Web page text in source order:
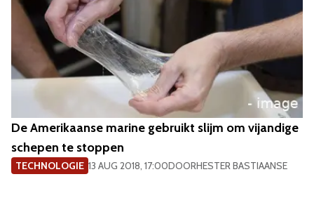
Slijm Om Vijandige Schepen Te
De Amerikaanse marine gebruikt slijm om vijandige
schepen te stoppen
TECHNOLOGIE 13 AUG 2018, 17:00DOORHESTER BASTIAANSE